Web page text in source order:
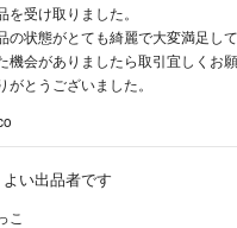
を受け取りました。
の状態がとても綺麗で大変満足して
機会がありましたら取引宜しくお願
がとうございました。
よい出品者です
こ